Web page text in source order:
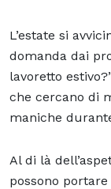
L’estate si
domanda dai
lavoretto
che cercano di
maniche
Al di là
possono